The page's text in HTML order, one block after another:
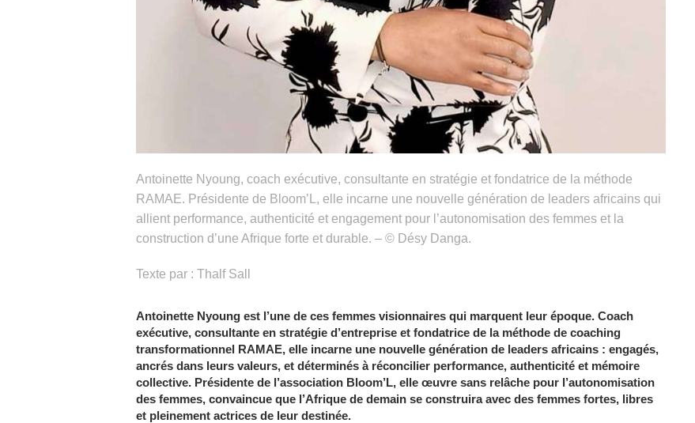
Antoinette Nyoung, coach exécutive, consultante en stratégie et fondatrice de la méthode
RAMAE. Présidente de Bloom’L, elle incarne une nouvelle génération de leaders africains qui
allient performance, authenticité et engagement pour l’autonomisation des femmes et la
construction d’une Afrique forte et durable. – © Désy Danga.
Texte par : Thalf Sall
Antoinette Nyoung est l’une de ces femmes visionnaires qui marquent leur époque. Coach
exécutive, consultante en stratégie d’entreprise et fondatrice de la méthode de coaching
transformationnel RAMAE, elle incarne une nouvelle génération de leaders africains : engagés,
ancrés dans leurs valeurs, et déterminés à réconcilier performance, authenticité et mémoire
collective. Présidente de l’association Bloom’L, elle œuvre sans relâche pour l’autonomisation
des femmes, convaincue que l’Afrique de demain se construira avec des femmes fortes, libres
et pleinement actrices de leur destinée.